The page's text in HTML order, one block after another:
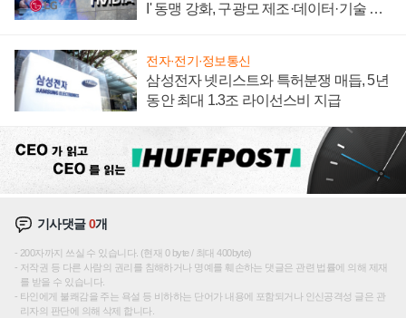
I' 동맹 강화, 구광모 제조·데이터·기술 결
전자·전기·정보통신
삼성전자 넷리스트와 특허분쟁 매듭, 5년
동안 최대 1.3조 라이선스비 지급
기사댓글0개
200자까지 쓰실 수 있습니다. (현재 0 byte / 최대 400byte)
저작권 등 다른 사람의 권리를 침해하거나 명예를 훼손하는 댓글은 관련 법률에 의해 제재
를 받을 수 있습니다.
타인에게 불쾌감을 주는 욕설 등 비하하는 단어가 내용에 포함되거나 인신공격성 글은 관
리자의 판단에 의해 삭제 합니다.